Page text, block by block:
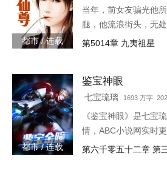
都市 / 连载
当年，前女友骗光他
腿，他流浪街头，无
来，一人可挡千万敌！
第5014章 九夷祖星
都市 / 连载
鉴宝神眼
七宝琉璃 1693 万字
《鉴宝神眼》是七宝
情，ABC小说网实时
且提供无弹窗阅读，
第六千零五十二章 第